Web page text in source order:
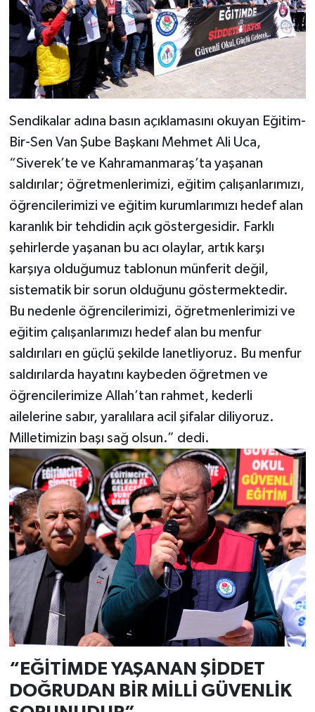
Sendikalar adına basın açıklamasını okuyan Eğitim-
Bir-Sen Van Şube Başkanı Mehmet Ali Uca,
“Siverek’te ve Kahramanmaraş’ta yaşanan
saldırılar; öğretmenlerimizi, eğitim çalışanlarımızı,
öğrencilerimizi ve eğitim kurumlarımızı hedef alan
karanlık bir tehdidin açık göstergesidir. Farklı
şehirlerde yaşanan bu acı olaylar, artık karşı
karşıya olduğumuz tablonun münferit değil,
sistematik bir sorun olduğunu göstermektedir.
Bu nedenle öğrencilerimizi, öğretmenlerimizi ve
eğitim çalışanlarımızı hedef alan bu menfur
saldırıları en güçlü şekilde lanetliyoruz. Bu menfur
saldırılarda hayatını kaybeden öğretmen ve
öğrencilerimize Allah’tan rahmet, kederli
ailelerine sabır, yaralılara acil şifalar diliyoruz.
Milletimizin başı sağ olsun.” dedi.
“EĞİTİMDE YAŞANAN ŞİDDET
DOĞRUDAN BİR MİLLİ GÜVENLİK